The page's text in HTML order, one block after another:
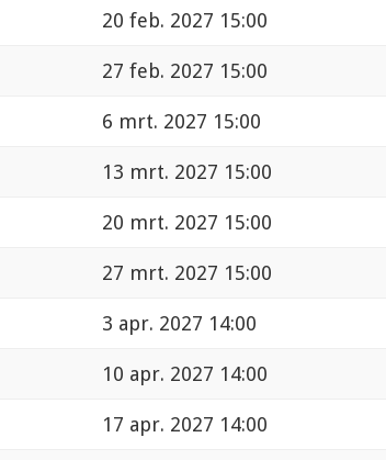
20 feb. 2027 15:00
27 feb. 2027 15:00
6 mrt. 2027 15:00
13 mrt. 2027 15:00
20 mrt. 2027 15:00
27 mrt. 2027 15:00
3 apr. 2027 14:00
10 apr. 2027 14:00
17 apr. 2027 14:00